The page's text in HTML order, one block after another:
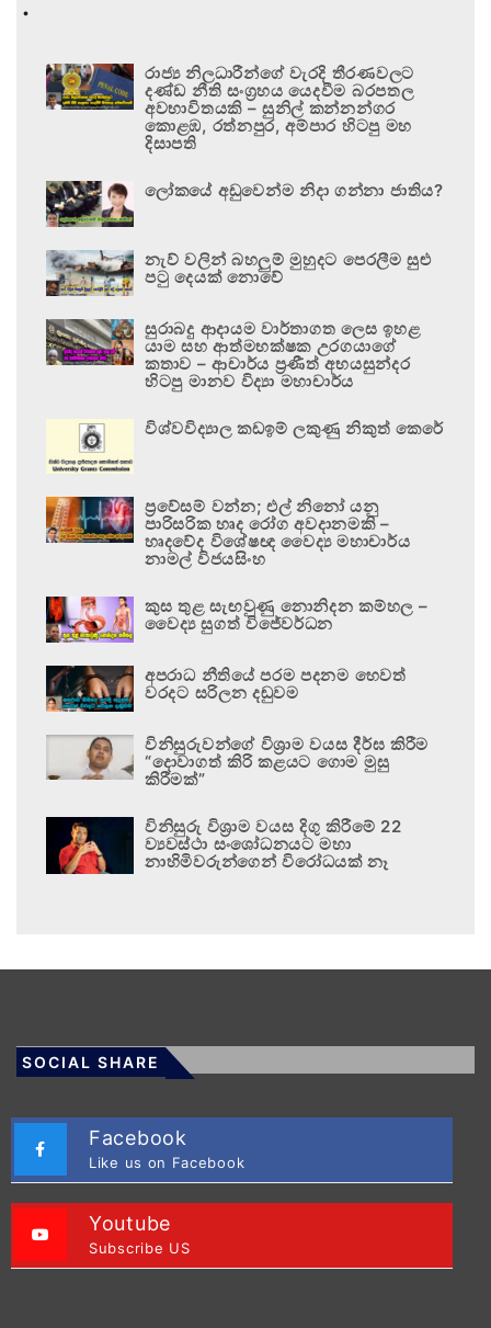
රාජ්‍ය නිලධාරීන්ගේ වැරදි තීරණවලට
දණ්ඩ නීති සංග්‍රහය යෙදවීම බරපතල
අවභාවිතයකි – සුනිල් කන්නන්ගර
කොළඹ, රත්නපුර, අම්පාර හිටපු මහ
දිසාපති
ලෝකයේ අඩුවෙන්ම නිදා ගන්නා ජාතිය?
නැව් වලින් බහලුම් මුහුදට පෙරලීම සුළු
පටු දෙයක් නොවේ
සුරාබදු ආදායම වාර්තාගත ලෙස ඉහළ
යාම සහ ආත්මභක්ෂක උරගයාගේ
කතාව – ආචාර්ය ප්‍රණීත් අභයසුන්දර
හිටපු මානව විද්‍යා මහාචාර්ය
විශ්වවිද්‍යාල කඩඉම් ලකුණු නිකුත් කෙරේ
ප්‍රවේසම් වන්න; එල් නිනෝ යනු
පාරිසරික හෘද රෝග අවදානමකි –
හෘදවේද විශේෂඥ වෛද්‍ය මහාචාර්ය
නාමල් විජයසිංහ
කුස තුළ සැඟවුණු නොනිදන කම්හල –
වෛද්‍ය සුගත් විජේවර්ධන
අපරාධ නීතියේ පරම පදනම හෙවත්
වරදට සරිලන දඬුවම
විනිසුරුවන්ගේ විශ්‍රාම වයස දීර්ඝ කිරීම
“දොවාගත් කිරි කළයට ගොම මුසු
කිරීමක්”
විනිසුරු විශ්‍රාම වයස දිගු කිරීමේ 22
ව්‍යවස්ථා සංශෝධනයට මහා
නාහිමිවරුන්ගෙන් විරෝධයක් නෑ
SOCIAL SHARE
Facebook
Like us on Facebook
Youtube
Subscribe US